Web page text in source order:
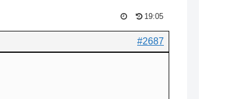
19:05
#2687